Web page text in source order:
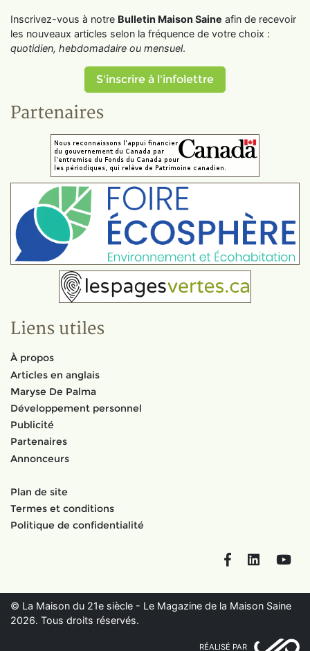
Inscrivez-vous à notre Bulletin Maison Saine afin de recevoir
les nouveaux articles selon la fréquence de votre choix :
quotidien, hebdomadaire ou mensuel.
S'inscrire à l'infolettre
Partenaires
Liens utiles
À propos
Articles en anglais
Maryse De Palma
Développement personnel
Publicité
Partenaires
Annonceurs
Plan de site
Termes et conditions
Politique de confidentialité
FacebookLinkedIn
© La Maison du 21e siècle - Le Magazine de la Maison Saine
2026. Tous droits réservés.
RÉALISÉ PAR